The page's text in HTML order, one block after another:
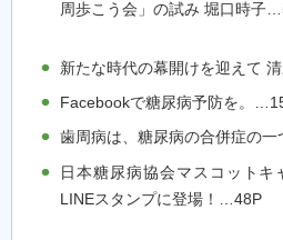
周歩こう会」の試み 堀口時子
新たな時代の幕開けを迎えて
Facebookで糖尿病予防を。
歯周病は、糖尿病の合併症の
日本糖尿病協会マスコットキ
LINEスタンプに登場！…48P